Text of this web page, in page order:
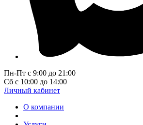
Пн-Пт с 9:00 до 21:00
Сб с 10:00 до 14:00
Личный кабинет
О компании